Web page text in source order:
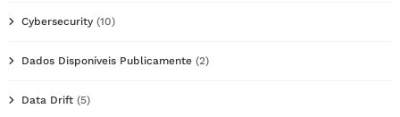
Cybersecurity (10)
Dados Disponíveis Publicamente (2)
Data Drift (5)